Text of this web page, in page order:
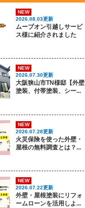
NEW
2026.08.03更新
ムーブオン引越しサービ
ス様に紹介されました
NEW
2026.07.30更新
大阪狭山市TN様邸【外壁
塗装、付帯塗装、シー...
NEW
2026.07.28更新
火災保険を使った外壁・
屋根の無料調査とは？...
NEW
2026.07.22更新
外壁・屋根塗装にリフォ
ームローンを活用しよ...